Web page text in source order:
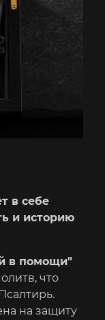
в себе
и историю
в помощи"
что
на защиту